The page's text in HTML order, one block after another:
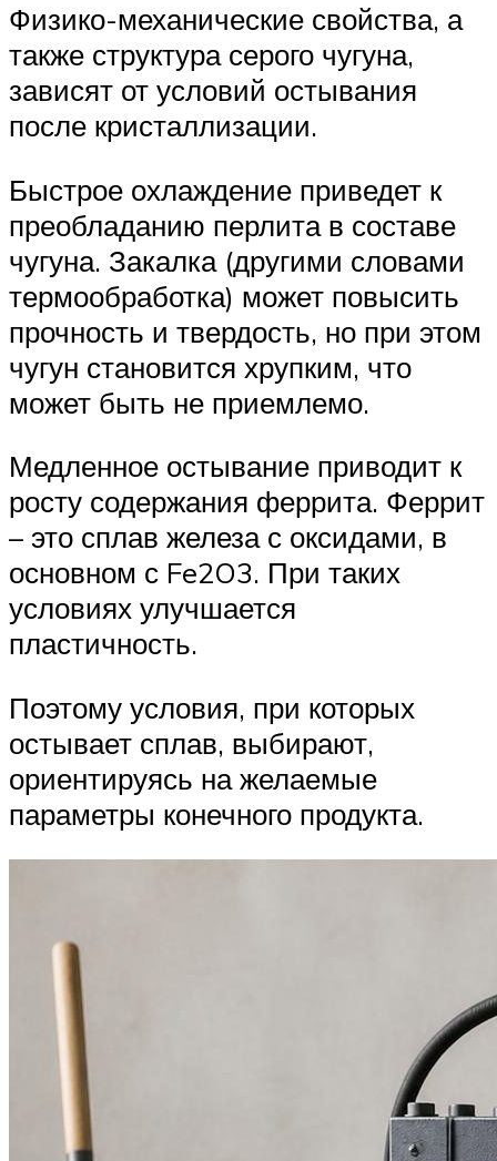
Физико-механические свойства, а
также структура серого чугуна,
зависят от условий остывания
после кристаллизации.
Быстрое охлаждение приведет к
преобладанию перлита в составе
чугуна. Закалка (другими словами
термообработка) может повысить
прочность и твердость, но при этом
чугун становится хрупким, что
может быть не приемлемо.
Медленное остывание приводит к
росту содержания феррита. Феррит
– это сплав железа с оксидами, в
основном с Fe2O3. При таких
условиях улучшается
пластичность.
Поэтому условия, при которых
остывает сплав, выбирают,
ориентируясь на желаемые
параметры конечного продукта.